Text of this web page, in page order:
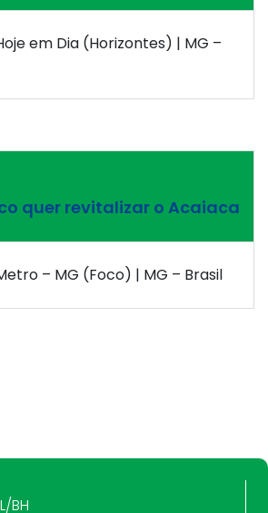
em Dia (Horizontes) | MG –
quer revitalizar o Acaiaca
– MG (Foco) | MG – Brasil
BH